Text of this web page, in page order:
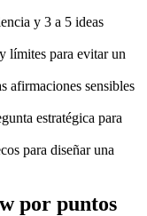
y 3 a 5 ideas
límites para evitar un
afirmaciones sensibles
estratégica para
para diseñar una
por puntos